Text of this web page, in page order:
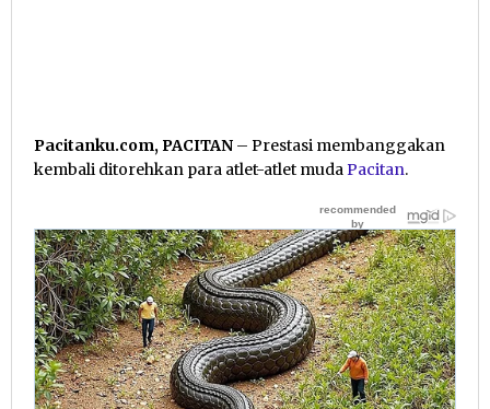
Pacitanku.com, PACITAN – Prestasi membanggakan
kembali ditorehkan para atlet-atlet mudaPacitan.